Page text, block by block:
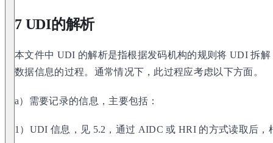
7 UDI的解析
本文件中 UDI 的解析是指根据发码机构的规则将 UDI 拆
数据信息的过程。通常情况下，此过程应考虑以下方面。
a）需要记录的信息，主要包括：
1）UDI 信息，见 5.2，通过 AIDC 或 HRI 的方式读取后